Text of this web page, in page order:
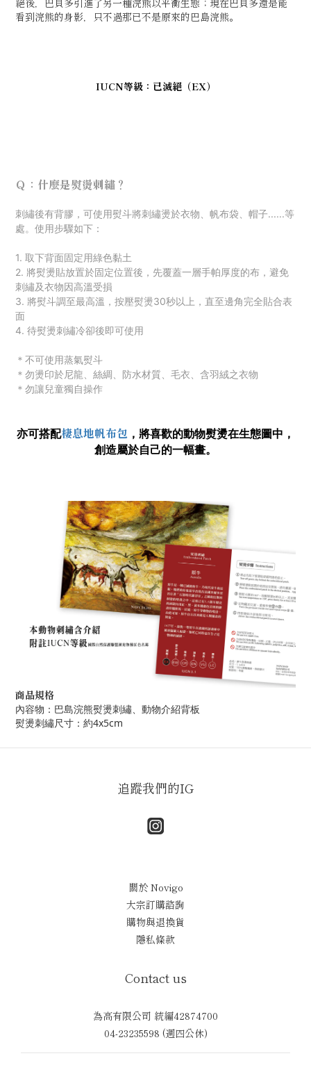
看到浣熊的身影，只不過那已不是原來的巴島浣熊。
IUCN等級：已滅絕（EX）
Ｑ：什麼是熨燙刺繡？
刺繡後有背膠，可使用熨斗將刺繡燙於衣物、帆布袋、帽子......等
處。使用步驟如下：
1. 取下背面固定用綠色黏土
2. 將熨燙貼放置於固定位置後，先覆蓋一層手帕厚度的布，避免
刺繡及衣物因高溫受損
3. 將熨斗調至最高溫，按壓熨燙30秒以上，直至邊角完全貼合表
面
4. 待熨燙刺繡冷卻後即可使用
＊不可使用蒸氣熨斗
＊勿燙印於尼龍、絲綢、防水材質 、毛衣
含羽絨之衣物
＊勿讓兒童獨自操作
亦可搭配棲息地帆布包 ， 將喜歡的動物熨燙在生態圖中，
創造屬於自己的一幅畫。
商品規格
內容物：巴島浣熊熨燙刺繡、動物介紹背板
熨燙刺繡尺寸：約4x5cm
追蹤我們的IG
關於 Novigo
大宗訂購諮詢
購物與退換貨
隱私條款
Contact us
為高有限公司 統編42874700
04-23235598 (週四公休)